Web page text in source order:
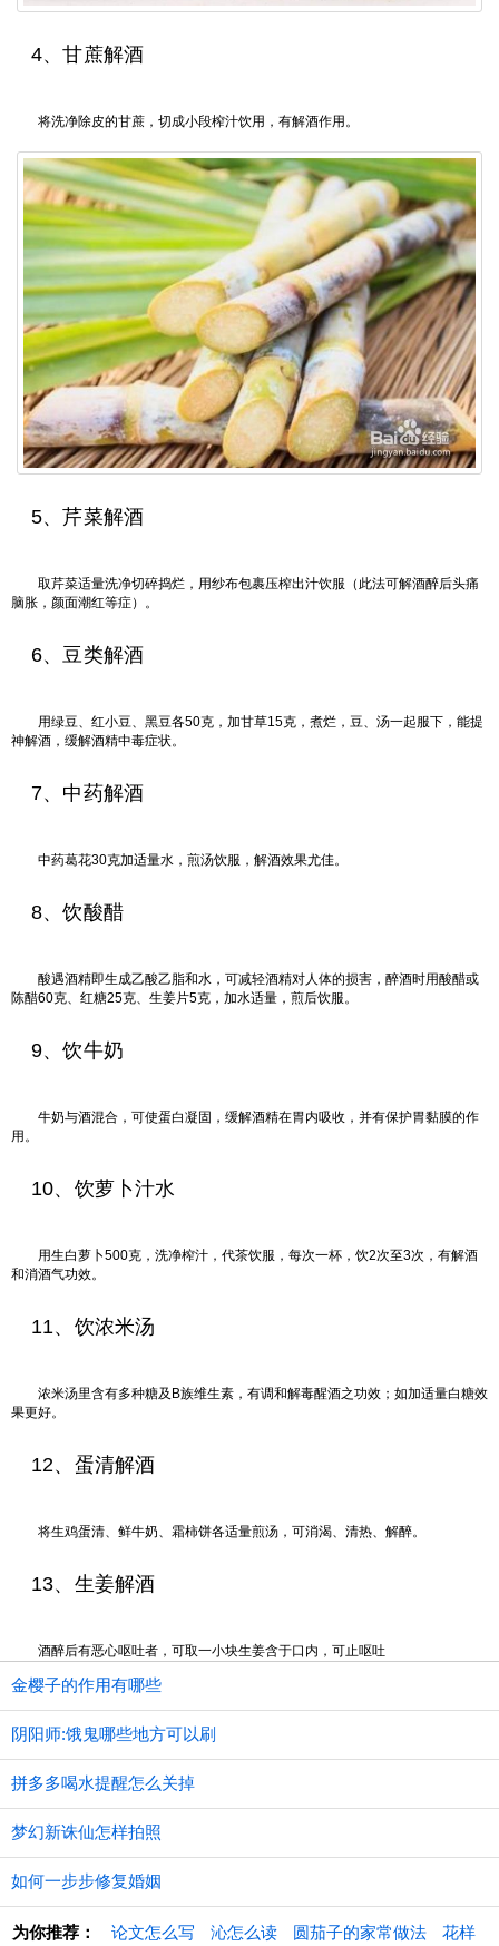
4、甘蔗解酒
将洗净除皮的甘蔗，切成小段榨汁饮用，有解酒作用。
5、芹菜解酒
取芹菜适量洗净切碎捣烂，用纱布包裹压榨出汁饮服（此法可解酒醉后头痛
脑胀，颜面潮红等症）。
6、豆类解酒
用绿豆、红小豆、黑豆各50克，加甘草15克，煮烂，豆、汤一起服下，能提
神解酒，缓解酒精中毒症状。
7、中药解酒
中药葛花30克加适量水，煎汤饮服，解酒效果尤佳。
8、饮酸醋
酸遇酒精即生成乙酸乙脂和水，可减轻酒精对人体的损害，醉酒时用酸醋或
陈醋60克、红糖25克、生姜片5克，加水适量，煎后饮服。
9、饮牛奶
牛奶与酒混合，可使蛋白凝固，缓解酒精在胃内吸收，并有保护胃黏膜的作
用。
10、饮萝卜汁水
用生白萝卜500克，洗净榨汁，代茶饮服，每次一杯，饮2次至3次，有解酒
和消酒气功效。
11、饮浓米汤
浓米汤里含有多种糖及B族维生素，有调和解毒醒酒之功效；如加适量白糖效
果更好。
12、蛋清解酒
将生鸡蛋清、鲜牛奶、霜柿饼各适量煎汤，可消渴、清热、解醉。
13、生姜解酒
酒醉后有恶心呕吐者，可取一小块生姜含于口内，可止呕吐
金樱子的作用有哪些
阴阳师:饿鬼哪些地方可以刷
拼多多喝水提醒怎么关掉
梦幻新诛仙怎样拍照
如何一步步修复婚姻
为你推荐： 论文怎么写 沁怎么读 圆茄子的家常做法 花样